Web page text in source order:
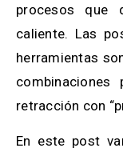
procesos que
caliente. Las
herramientas
combinaciones
retracción con
En este post